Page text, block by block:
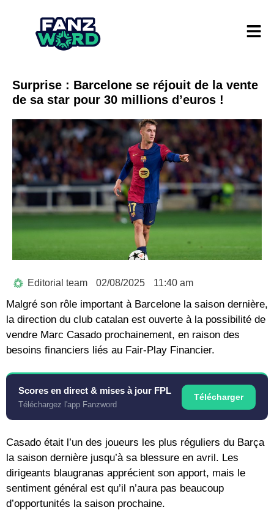
Surprise : Barcelone se réjouit de la vente
de sa star pour 30 millions d’euros !
Editorial team 02/08/2025 11:40 am
Malgré son rôle important à Barcelone la saison dernière,
la direction du club catalan est ouverte à la possibilité de
vendre Marc Casado prochainement, en raison des
besoins financiers liés au Fair-Play Financier.
Scores en direct & mises à jour FPL
Téléchargez l'app Fanzword
Télécharger
Casado était l’un des joueurs les plus réguliers du Barça
la saison dernière jusqu’à sa blessure en avril. Les
dirigeants blaugranas apprécient son apport, mais le
sentiment général est qu’il n’aura pas beaucoup
d’opportunités la saison prochaine.